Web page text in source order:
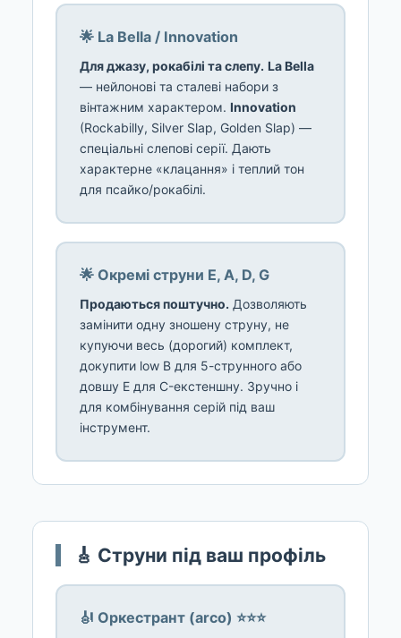
🌟 La Bella / Innovation
Для джазу, рокабілі та слепу. La Bella
— нейлонові та сталеві набори з
вінтажним характером. Innovation
(Rockabilly, Silver Slap, Golden Slap) —
спеціальні слепові серії. Дають
характерне «клацання» і теплий тон
для псайко/рокабілі.
🌟 Окремі струни E, A, D, G
Продаються поштучно. Дозволяють
замінити одну зношену струну, не
купуючи весь (дорогий) комплект,
докупити low B для 5-струнного або
довшу E для C-екстеншну. Зручно і
для комбінування серій під ваш
інструмент.
🎸 Струни під ваш профіль
🎻 Оркестрант (arco) ⭐⭐⭐